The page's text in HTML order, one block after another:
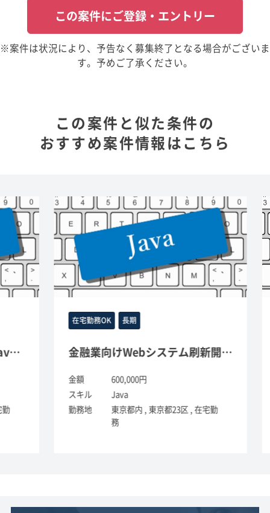
この案件にご登録・エントリー
※案件は状況により、予告なく募集終了となる場合がございま
す。予めご了承ください。
この案件と似た条件の
おすすめ案件情報はこちら
Java）
在宅勤務OK 長期
金融業向けWebシステム刷新開発（Java）
600,000円
スキル
Java
勤務地
東京都内 , 東京都23区 , 在宅勤